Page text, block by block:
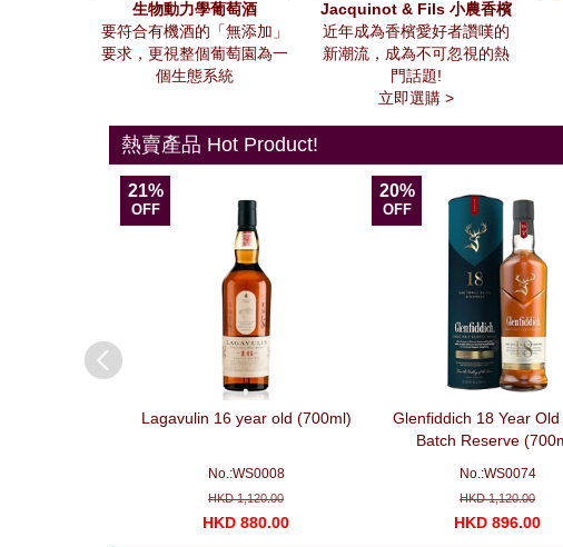
生物動力學葡萄酒
要符合有機酒的「無添加」
要求，更視整個葡萄園為一
個生態系統
Jacquinot & Fils 小農香檳
近年成為香檳愛好者讚嘆的
新潮流，成為不可忽視的熱
門話題!
立即選購 >
熱賣產品 Hot Product!
21%
OFF
Lagavulin 16 year old (700ml)
No.:WS0008
HKD 1,120.00
HKD 880.00
20%
OFF
Glenfiddich 18 Year Old
Batch Reserve
No.:WS0074
HKD 1,120.00
HKD 896.00